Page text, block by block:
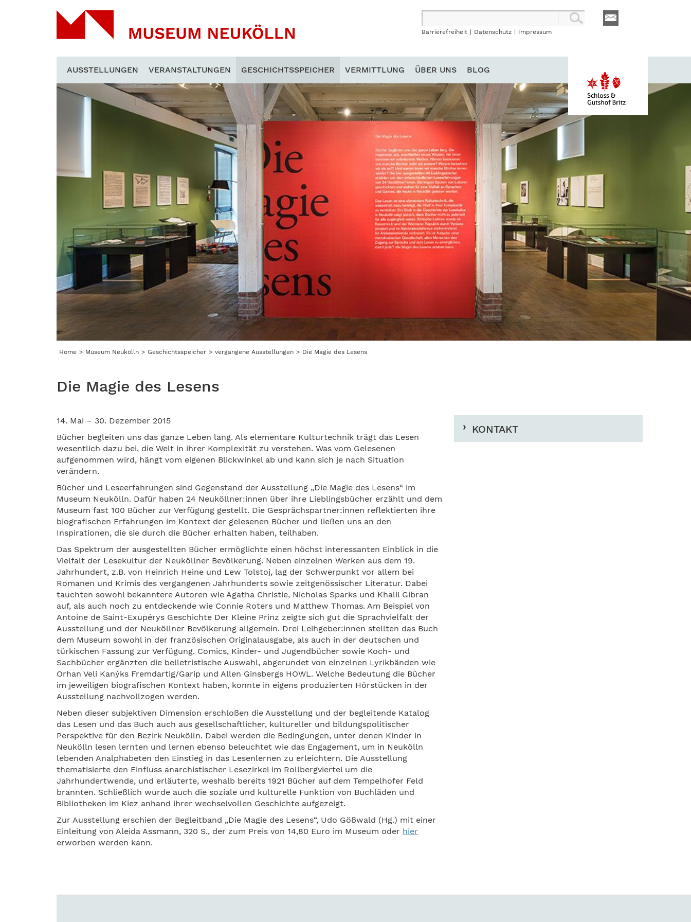
Barrierefreiheit Datenschutz Impressum
AUSSTELLUNGEN VERANSTALTUNGEN GESCHICHTSSPEICHER VERMITTLUNG ÜBER UNS BLOG
Home Museum Neukölln Geschichtsspeicher vergangene Ausstellungen Die Magie des Lesens
Die Magie des Lesens
14. Mai – 30. Dezember 2015
Bücher begleiten uns das ganze Leben lang. Als elementare Kulturtechnik trägt das Lesen
wesentlich dazu bei, die Welt in ihrer Komplexität zu verstehen. Was vom Gelesenen
aufgenommen wird, hängt vom eigenen Blickwinkel ab und kann sich je nach Situation
verändern.
Bücher und Leseerfahrungen sind Gegenstand der Ausstellung „Die Magie des Lesens“ im
Museum Neukölln. Dafür haben 24 Neuköllner:innen über ihre Lieblingsbücher erzählt und dem
Museum fast 100 Bücher zur Verfügung gestellt. Die Gesprächspartner:innen reflektierten ihre
biografischen Erfahrungen im Kontext der gelesenen Bücher und ließen uns an den
Inspirationen, die sie durch die Bücher erhalten haben, teilhaben.
Das Spektrum der ausgestellten Bücher ermöglichte einen höchst interessanten Einblick in die
Vielfalt der Lesekultur der Neuköllner Bevölkerung. Neben einzelnen Werken aus dem 19.
Jahrhundert, z.B. von Heinrich Heine und Lew Tolstoj, lag der Schwerpunkt vor allem bei
Romanen und Krimis des vergangenen Jahrhunderts sowie zeitgenössischer Literatur. Dabei
tauchten sowohl bekanntere Autoren wie Agatha Christie, Nicholas Sparks und Khalil Gibran
auf, als auch noch zu entdeckende wie Connie Roters und Matthew Thomas. Am Beispiel von
Antoine de Saint-Exupérys Geschichte Der Kleine Prinz zeigte sich gut die Sprachvielfalt der
Ausstellung und der Neuköllner Bevölkerung allgemein. Drei Leihgeber:innen stellten das Buch
dem Museum sowohl in der französischen Originalausgabe, als auch in der deutschen und
türkischen Fassung zur Verfügung. Comics, Kinder- und Jugendbücher sowie Koch- und
Sachbücher ergänzten die belletristische Auswahl, abgerundet von einzelnen Lyrikbänden wie
Orhan Veli Kanýks Fremdartig/Garip und Allen Ginsbergs HOWL. Welche Bedeutung die Bücher
im jeweiligen biografischen Kontext haben, konnte in eigens produzierten Hörstücken in der
Ausstellung nachvollzogen werden.
Neben dieser subjektiven Dimension erschloßen die Ausstellung und der begleitende Katalog
das Lesen und das Buch auch aus gesellschaftlicher, kultureller und bildungspolitischer
Perspektive für den Bezirk Neukölln. Dabei werden die Bedingungen, unter denen Kinder in
Neukölln lesen lernten und lernen ebenso beleuchtet wie das Engagement, um in Neukölln
lebenden Analphabeten den Einstieg in das Lesenlernen zu erleichtern. Die Ausstellung
thematisierte den Einfluss anarchistischer Lesezirkel im Rollbergviertel um die
Jahrhundertwende, und erläuterte, weshalb bereits 1921 Bücher auf dem Tempelhofer Feld
brannten. Schließlich wurde auch die soziale und kulturelle Funktion von Buchläden und
Bibliotheken im Kiez anhand ihrer wechselvollen Geschichte aufgezeigt.
Zur Ausstellung erschien der Begleitband „Die Magie des Lesens“, Udo Gößwald (Hg.) mit einer
Einleitung von Aleida Assmann, 320 S., der zum Preis von 14,80 Euro im Museum oder hier
erworben werden kann.
KONTAKT